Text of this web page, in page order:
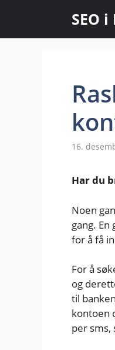
SEO
16.
Har du
Noen
gang.
for å få
For å
og
til
kontoen
per sms,